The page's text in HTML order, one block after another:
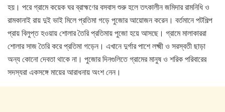
হয়। পরে গ্রামে কয়েক ঘর ব্রাহ্মণের বসবাস শুরু হলে তৎকালীন জমিদার রামনিধি ও
রামকানাই রায় দুই ভাই মিলে প্রতিমা গড়ে পুজোর আয়োজন করেন। বর্তমানে পটশিল্প
প্রায় বিলুপ্ত হওয়ায় শোলার তৈরি প্রতিমায় পুজো হয়ে আসছে। গ্রামে মালাকাররা
শোলার সাজ তৈরি করে প্রতিমা গড়েন। এখানে দুর্গার পাশে লক্ষ্মী ও সরস্বতী ছাড়া
অন্য কোনো দেবতা থাকে না। পুজোর দিনগুলিতে গ্রামের মানুষ ও শরিক পরিবারের
সদস্যরা একসঙ্গে মায়ের আরাধনায় অংশ নেন।